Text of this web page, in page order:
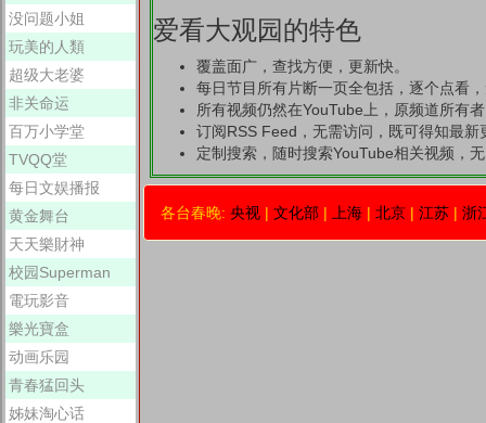
没问题小姐
玩美的人類
超级大老婆
非关命运
百万小学堂
TVQQ堂
每日文娱播报
黄金舞台
天天樂財神
校园Superman
電玩影音
樂光寶盒
动画乐园
青春猛回头
姊妹淘心话
爱看大观园的特色
覆盖面广，查找方便，更新快。
每日节目所有片断一页全包括，逐个点看
所有视频仍然在YouTube上，原频道所有
订阅RSS Feed，无需访问，既可得知最新
定制搜索，随时搜索YouTube相关视频，
各台春晚: 央视 | 文化部 | 上海 | 北京 | 江苏 | 浙